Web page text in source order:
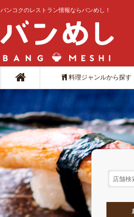
バンコクのレストラン情報ならバンめし！
料理ジャンルから探す